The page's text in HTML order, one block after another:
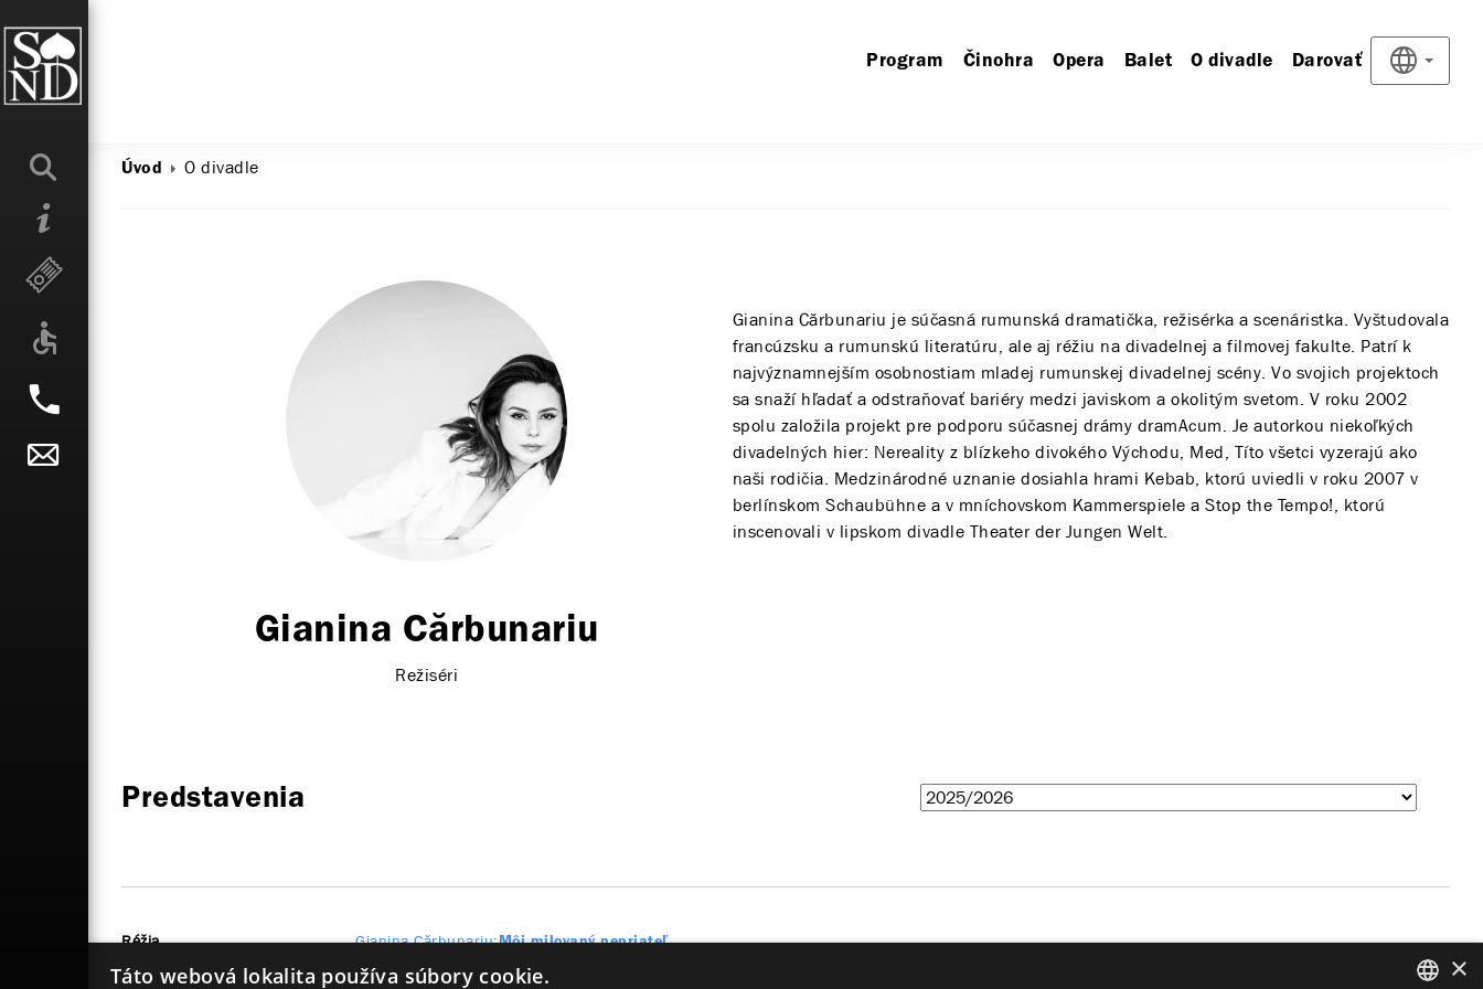
Program Činohra Opera Balet O divadle Darovať
Úvod O divadle
Gianina Cărbunariu
Režiséri
Gianina Cărbunariu je súčasná rumunská dramatička, režisérka a scenáristka. Vyštudovala
francúzsku a rumunskú literatúru, ale aj réžiu na divadelnej a filmovej fakulte. Patrí k
najvýznamnejším osobnostiam mladej rumunskej divadelnej scény. Vo svojich projektoch
sa snaží hľadať a odstraňovať bariéry medzi javiskom a okolitým svetom. V roku 2002
spolu založila projekt pre podporu súčasnej drámy dramAcum. Je autorkou niekoľkých
divadelných hier: Nereality z blízkeho divokého Východu, Med, Títo všetci vyzerajú ako
naši rodičia. Medzinárodné uznanie dosiahla hrami Kebab, ktorú uviedli v roku 2007 v
berlínskom Schaubühne a v mníchovskom Kammerspiele a Stop the Tempo!, ktorú
inscenovali v lipskom divadle Theater der Jungen Welt.
Predstavenia
Réžia Gianina Cărbunariu Môj milovaný nepriateľ
×
Táto webová lokalita používa súbory cookie.